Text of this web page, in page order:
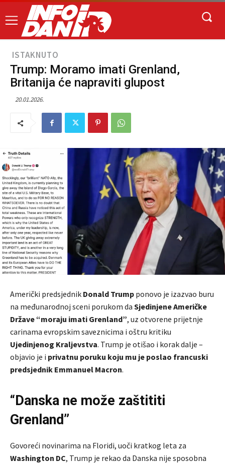
ISTAKNUTO
Trump: Moramo imati Grenland,
Britanija će napraviti glupost
20.01.2026.
Američki predsjednik Donald Trump ponovo je izazvao buru
na međunarodnoj sceni porukom da Sjedinjene Američke
Države “moraju imati Grenland”, uz otvorene prijetnje
carinama evropskim saveznicima i oštru kritiku
Ujedinjenog Kraljevstva. Trump je otišao i korak dalje –
objavio je i privatnu poruku koju mu je poslao francuski
predsjednik Emmanuel Macron.
“Danska ne može zaštititi
Grenland”
Govoreći novinarima na Floridi, uoči kratkog leta za
Washington DC, Trump je rekao da Danska nije sposobna